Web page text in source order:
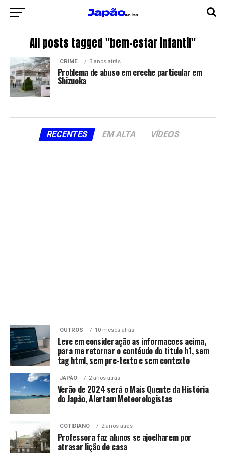
All posts tagged "bem-estar infantil"
CRIME 3 anos atrás
Problema de abuso em creche particular em
Shizuoka
RECENTES EM ALTA VÍDEOS
OUTROS 10 meses atrás
Leve em consideração as informacoes acima,
para me retornar o contéudo do titulo h1, sem
tag html, sem pre-texto e sem contexto
JAPÃO 2 anos atrás
Verão de 2024 será o Mais Quente da História
do Japão, Alertam Meteorologistas
COTIDIANO 2 anos atrás
Professora faz alunos se ajoelharem por
atrasar lição de casa